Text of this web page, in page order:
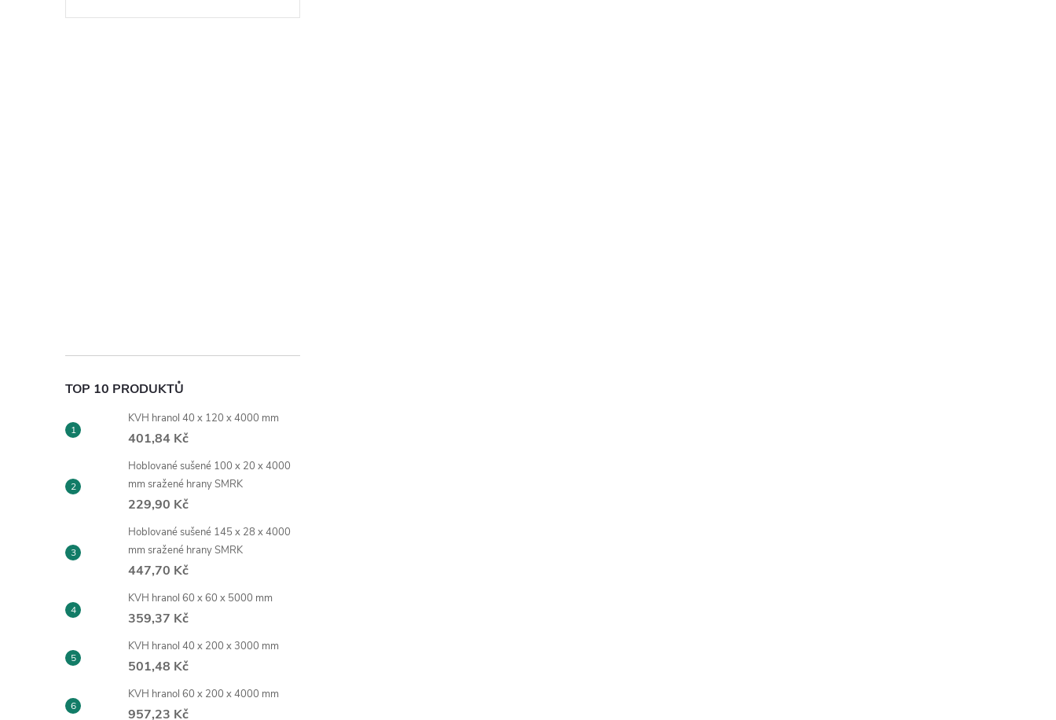
TOP 10 PRODUKTŮ
KVH hranol 40 x 120 x 4000 mm
401,84 Kč
Hoblované sušené 100 x 20 x 4000
mm sražené hrany SMRK
229,90 Kč
Hoblované sušené 145 x 28 x 4000
mm sražené hrany SMRK
447,70 Kč
KVH hranol 60 x 60 x 5000 mm
359,37 Kč
KVH hranol 40 x 200 x 3000 mm
501,48 Kč
KVH hranol 60 x 200 x 4000 mm
957,23 Kč